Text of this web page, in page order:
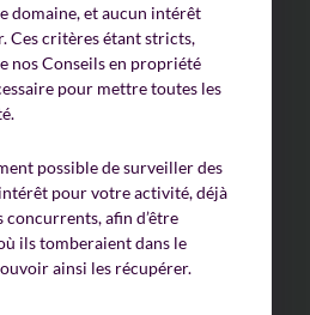
domaine, et aucun intérêt
Ces critères étant stricts,
nos Conseils en propriété
pour mettre toutes les
possible de surveiller des
pour votre activité, déjà
concurrents, afin d’être
ils tomberaient dans le
ainsi les récupérer.